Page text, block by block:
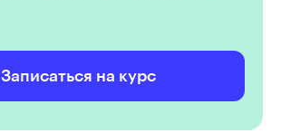
Записаться на курс